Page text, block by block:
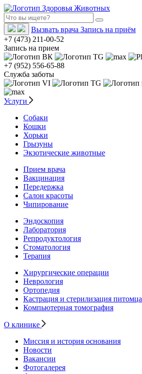
Вызвать врача Запись на приём
+7 (473) 211-00-52
Запись на прием
+7 (952) 556-65-88
Служба заботы
Услуги
Собаки
Кошки
Хорьки
Грызуны
Экзотические животные
Прием врача
Вакцинация
Передержка
Салон красоты
Чипирование
Эндоскопия
Лаборатория
Репродуктология
Стоматология
Терапия
Хирургические операции
Неврология
Ортопедия
Кастрация и стерилизация питомца
Компьютерная томография
О клинике
Миссия и история основания
Новости
Вакансии
Фотогалерея